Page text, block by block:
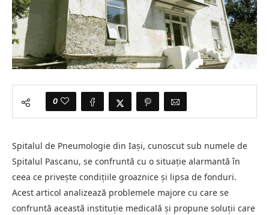
0
Spitalul de Pneumologie din Iași, cunoscut sub numele de
Spitalul Pascanu, se confruntă cu o situație alarmantă în
ceea ce privește condițiile groaznice și lipsa de fonduri.
Acest articol analizează problemele majore cu care se
confruntă această instituție medicală și propune soluții care